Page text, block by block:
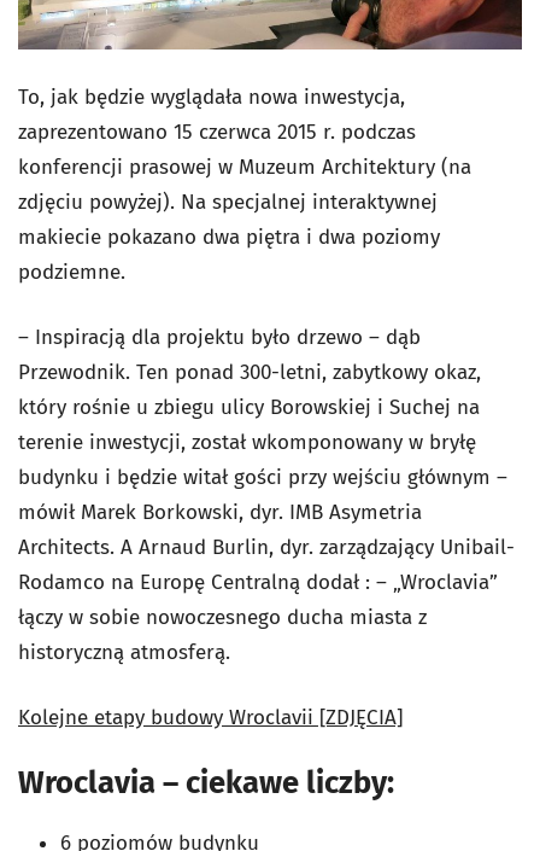
To, jak będzie wyglądała nowa inwestycja,
zaprezentowano 15 czerwca 2015 r. podczas
konferencji prasowej w Muzeum Architektury (na
zdjęciu powyżej). Na specjalnej interaktywnej
makiecie pokazano dwa piętra i dwa poziomy
podziemne.
– Inspiracją dla projektu było drzewo – dąb
Przewodnik. Ten ponad 300-letni, zabytkowy okaz,
który rośnie u zbiegu ulicy Borowskiej i Suchej na
terenie inwestycji, został wkomponowany w bryłę
budynku i będzie witał gości przy wejściu głównym –
mówił Marek Borkowski, dyr. IMB Asymetria
Architects. A Arnaud Burlin, dyr. zarządzający Unibail-
Rodamco na Europę Centralną dodał : – „Wroclavia”
łączy w sobie nowoczesnego ducha miasta z
historyczną atmosferą.
Kolejne etapy budowy Wroclavii [ZDJĘCIA]
Wroclavia – ciekawe liczby:
6 poziomów budynku